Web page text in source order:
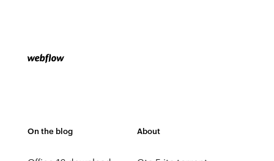
On the blog About